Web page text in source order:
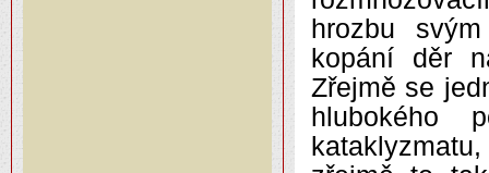
hrozbu
kopání děr
Zřejmě se
hlubokého